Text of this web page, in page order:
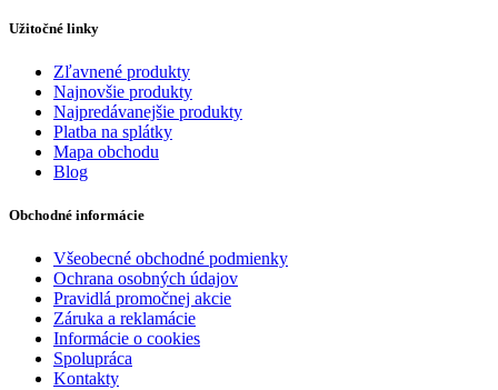
Užitočné linky
Zľavnené produkty
Najnovšie produkty
Najpredávanejšie produkty
Platba na splátky
Mapa obchodu
Blog
Obchodné informácie
Všeobecné obchodné podmienky
Ochrana osobných údajov
Pravidlá promočnej akcie
Záruka a reklamácie
Informácie o cookies
Spolupráca
Kontakty